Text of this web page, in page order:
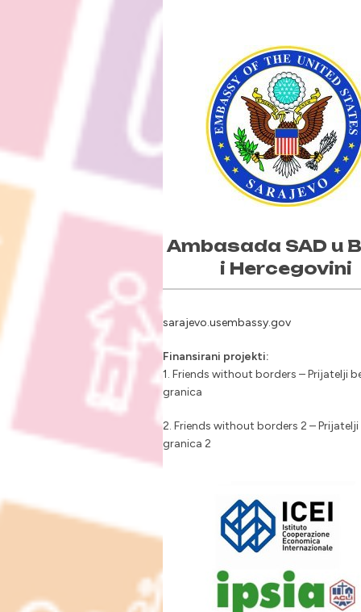
Ambasada SAD u
i Hercegovini
sarajevo.usembassy.gov
Finansirani projekti:
1. Friends without borders – Prijatelji
granica
2. Friends without borders 2 – Prijatelji
granica 2